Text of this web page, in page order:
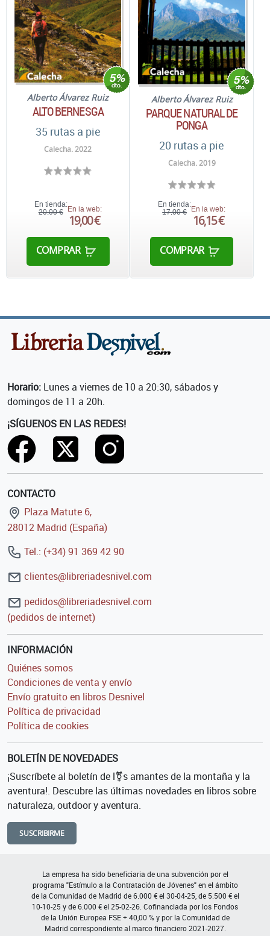
Alberto Álvarez Ruiz
ALTO BERNESGA
35 rutas a pie
Calecha. 2022
En tienda:
20,00 € En la web:
19,00 €
COMPRAR
Alberto Álvarez Ruiz
PARQUE NATURAL DE
PONGA
20 rutas a pie
Calecha. 2019
En tienda:
17,00 € En la web:
16,15 €
COMPRAR
Horario: Lunes a viernes de 10 a 20:30, sábados y
domingos de 11 a 20h.
¡SÍGUENOS EN LAS REDES!
CONTACTO
Plaza Matute 6,
28012 Madrid (España)
Tel.: (+34) 91 369 42 90
clientes@libreriadesnivel.com
pedidos@libreriadesnivel.com
(pedidos de internet)
INFORMACIÓN
Quiénes somos
Condiciones de venta y envío
Envío gratuito en libros Desnivel
Política de privacidad
Política de cookies
BOLETÍN DE NOVEDADES
¡Suscríbete al boletín de l⚧s amantes de la montaña y la
aventura!. Descubre las últimas novedades en libros sobre
naturaleza, outdoor y aventura.
SUSCRIBIRME
La empresa ha sido beneficiaria de una subvención por el
programa "Estímulo a la Contratación de Jóvenes" en el ámbito
de la Comunidad de Madrid de 6.000 € el 30-04-25, de 5.500 € el
10-10-25 y de 6.000 € el 25-02-26. Cofinanciada por los Fondos
de la Unión Europea FSE + 40,00 % y por la Comunidad de
Madrid correspondiente al marco financiero 2021-2027.